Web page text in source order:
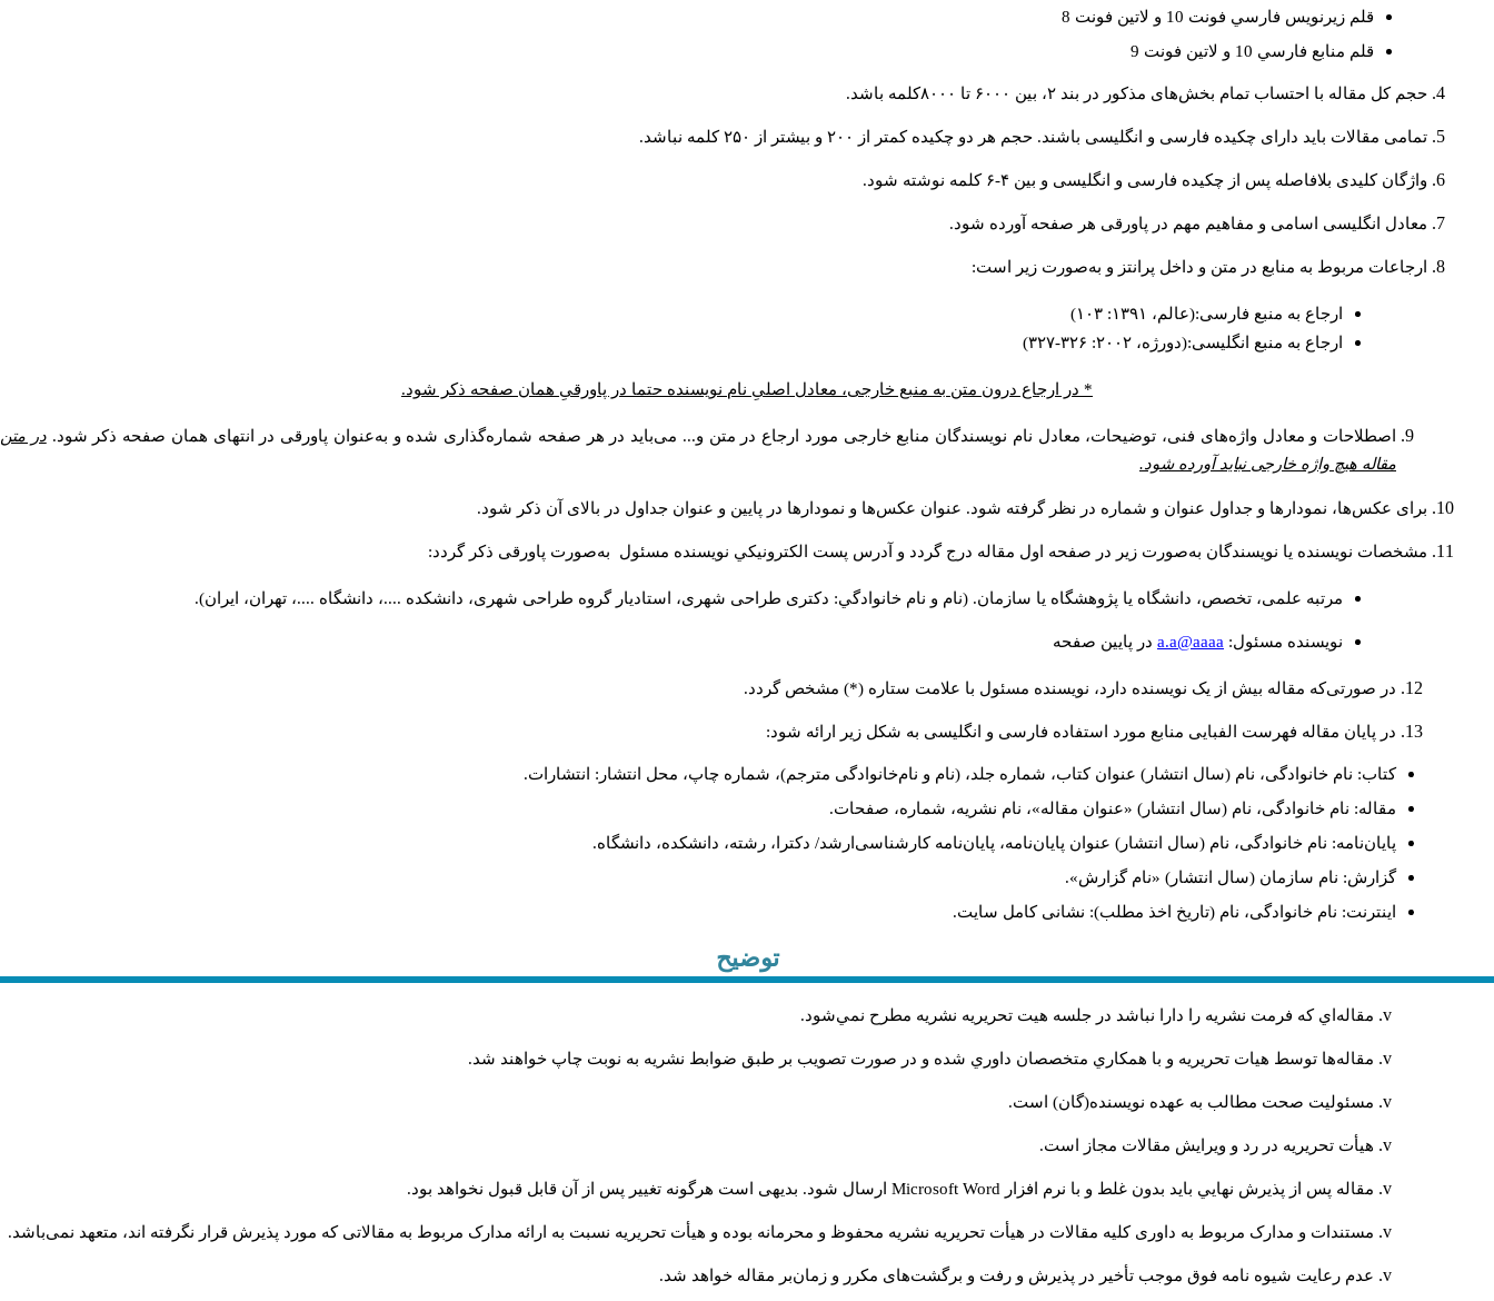
قلم زيرنويس فارسي فونت 10 و لاتين فونت 8
قلم منابع فارسي 10 و لاتين فونت 9
حجم کل مقاله با احتساب تمام بخش‌های مذکور در بند ۲، بین ۶۰۰۰ تا ۸۰۰۰کلمه باشد.
تمامی مقالات باید دارای چکیده فارسی و انگلیسی باشند. حجم هر دو چکیده کمتر از ۲۰۰ و بیشتر از ۲۵۰ کلمه نباشد.
واژگان کلیدی بلافاصله پس از چکیده فارسی و انگلیسی و بین ۴-۶ کلمه نوشته شود.
معادل انگلیسی اسامی و مفاهیم مهم در پاورقی هر صفحه آورده شود.
ارجاعات مربوط به منابع در متن و داخل پرانتز و به‌صورت زیر است:
ارجاع به منبع فارسی:(عالم، ۱۳۹۱: ۱۰۳)
ارجاع به منبع انگلیسی:(دورژه، ۲۰۰۲: ۳۲۶-۳۲۷)
* در ارجاع درون متن به منبع خارجی، معادل اصلیِ نام نویسنده حتما در پاورقیِ همان صفحه ذکر شود.
اصطلاحات و معادل واژه‌های فنی، توضیحات، معادل نام نویسندگان منابع خارجی مورد ارجاع در متن و... می‌باید در هر صفحه شماره‌گذاری شده و به‌عنوان پاورقی در انتهای همان صفحه ذکر شود. در متن
مقاله هیچ واژه خارجی نباید آورده شود.
برای عکس‌ها، نمودارها و جداول عنوان و شماره در نظر گرفته شود. عنوان عکس‌ها و نمودارها در پایین و عنوان جداول در بالای آن ذکر شود.
مشخصات نویسنده یا نویسندگان به‌صورت زیر در صفحه اول مقاله درج گردد و آدرس پست الكترونيكي نويسنده مسئول به‌صورت پاورقی ذکر گردد:
مرتبه علمی، تخصص، دانشگاه یا پژوهشگاه یا سازمان. (نام و نام خانوادگي: دکتری طراحی شهری، استادیار گروه طراحی شهری، دانشکده ....، دانشگاه ....، تهران، ایران).
نويسنده مسئول: a.a@aaaa در پايين صفحه
در صورتی‌که مقاله بیش از یک نویسنده دارد، نویسنده مسئول با علامت ستاره (*) مشخص گردد.
در پایان مقاله فهرست الفبایی منابع مورد استفاده فارسی و انگلیسی به شکل زیر ارائه شود:
کتاب: نام خانوادگی، نام (سال انتشار) عنوان کتاب، شماره جلد، (نام و نام‌خانوادگی مترجم)، شماره چاپ، محل انتشار: انتشارات.
مقاله: نام خانوادگی، نام (سال انتشار) «عنوان مقاله»، نام نشریه، شماره، صفحات.
پایان‌نامه: نام خانوادگی، نام (سال انتشار) عنوان پایان‌نامه، پایان‌نامه کارشناسی‌ارشد/ دکترا، رشته، دانشکده، دانشگاه.
گزارش: نام سازمان (سال انتشار) «نام گزارش».
اینترنت: نام خانوادگی، نام (تاریخ اخذ مطلب): نشانی کامل سایت.
توضیح
مقاله‌اي كه فرمت نشريه را دارا نباشد در جلسه هيت تحريريه نشريه مطرح نمي‌شود.
مقاله‌ها توسط هیات تحريريه و با همکاري متخصصان داوري شده و در صورت تصويب بر طبق ضوابط نشريه به نوبت چاپ خواهند شد.
مسئوليت صحت مطالب به عهده نويسنده(گان) است.
هيأت تحريريه در رد و ويرايش مقالات مجاز است.
مقاله پس از پذيرش نهايي باید بدون غلط و با نرم افزار Microsoft Word ارسال شود. بدیهی است هرگونه تغییر پس از آن قابل قبول نخواهد بود.
مستندات و مدارک مربوط به داوری کلیه مقالات در هیأت تحریریه نشریه محفوظ و محرمانه بوده و هیأت تحریریه نسبت به ارائه مدارک مربوط به مقالاتی که مورد پذیرش قرار نگرفته اند، متعهد نمی‌باشد.
عدم رعایت شیوه نامه فوق موجب تأخیر در پذیرش و رفت و برگشت‌‌های مکرر و زمان‌بر مقاله خواهد شد.